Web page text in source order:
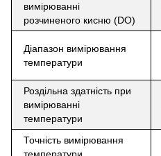
вимірюванні
розчиненого кисню (DO)
Діапазон вимірювання
температури
Роздільна здатність при
вимірюванні
температури
Точність вимірювання